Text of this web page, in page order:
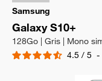
Samsung
Galaxy S10+
128Go | Gris | Mono
4.5 / 5 -